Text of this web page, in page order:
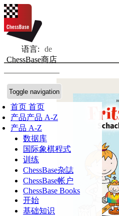
语言:
de
ChessBase商店
Toggle navigation
首页 首页
产品产品 A-Z
产品 A-Z
数据库
国际象棋程式
训练
ChessBase杂誌
ChessBase帐户
ChessBase Books
开始
基础知识